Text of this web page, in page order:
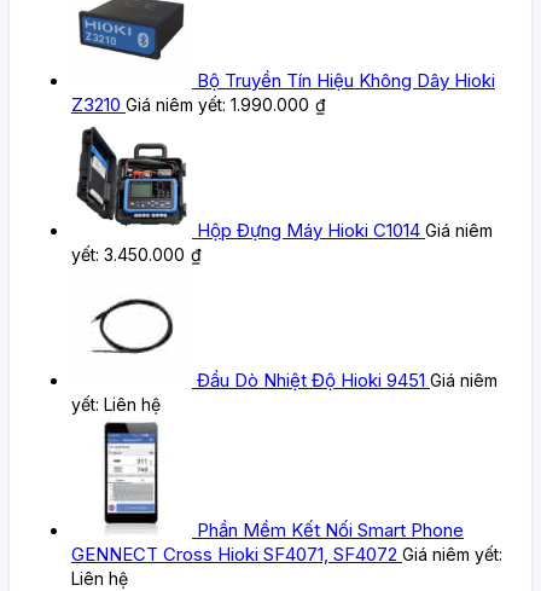
Bộ Truyền Tín Hiệu Không Dây Hioki
Z3210 Giá niêm yết: 1.990.000 ₫
Hộp Đựng Máy Hioki C1014 Giá niêm
yết: 3.450.000 ₫
Đầu Dò Nhiệt Độ Hioki 9451 Giá niêm
yết: Liên hệ
Phần Mềm Kết Nối Smart Phone
GENNECT Cross Hioki SF4071, SF4072 Giá niêm yết:
Liên hệ